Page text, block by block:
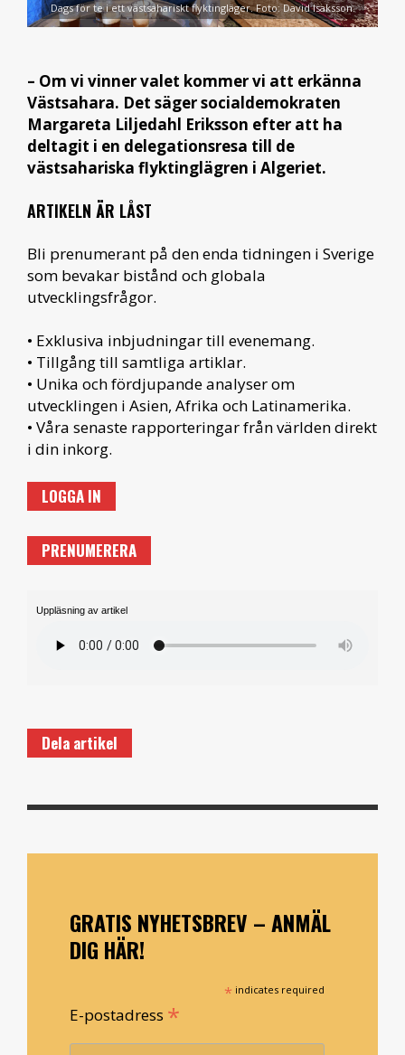
Dags för te i ett västsahariskt flyktingläger. Foto: David Isaksson.
– Om vi vinner valet kommer vi att erkänna
Västsahara. Det säger socialdemokraten
Margareta Liljedahl Eriksson efter att ha
deltagit i en delegationsresa till de
västsahariska flyktinglägren i Algeriet.
ARTIKELN ÄR LÅST
Bli prenumerant på den enda tidningen i Sverige
som bevakar bistånd och globala
utvecklingsfrågor.
• Exklusiva inbjudningar till evenemang.
• Tillgång till samtliga artiklar.
• Unika och fördjupande analyser om
utvecklingen i Asien, Afrika och Latinamerika.
• Våra senaste rapporteringar från världen direkt
i din inkorg.
LOGGA IN
PRENUMERERA
Uppläsning av artikel
Dela artikel
GRATIS NYHETSBREV – ANMÄL
DIG HÄR!
* indicates required
E-postadress *